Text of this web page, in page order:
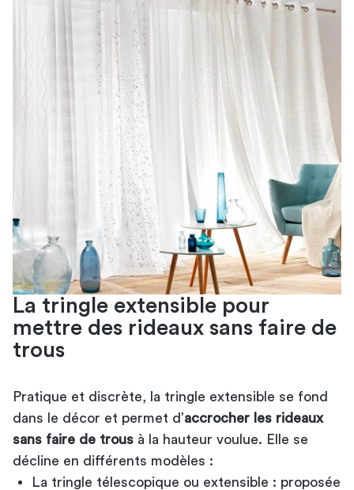
La tringle extensible pour
mettre des rideaux sans faire de
trous
Pratique et discrète, la tringle extensible se fond
dans le décor et permet d’accrocher les rideaux
sans faire de trous à la hauteur voulue. Elle se
décline en différents modèles :
La tringle télescopique ou extensible : proposée